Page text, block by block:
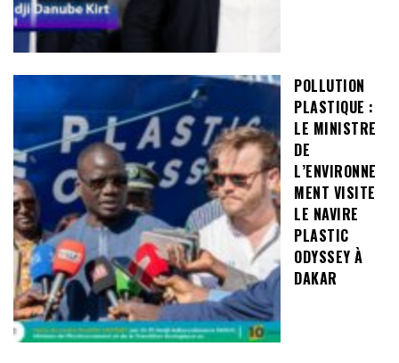
POLLUTION
PLASTIQUE :
LE MINISTRE
DE
L’ENVIRONNE
MENT VISITE
LE NAVIRE
PLASTIC
ODYSSEY À
DAKAR